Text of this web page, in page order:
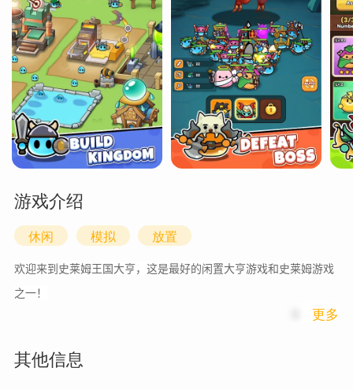
游戏介绍
休闲 模拟 放置
欢迎来到史莱姆王国大亨，这是最好的闲置大亨游戏和史莱姆游戏
之一！
为史莱姆传奇；你必须将可爱的斑点变成凶猛的战士来保卫你的王
更多
其他信息